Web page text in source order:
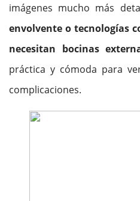
imágenes mucho más
envolvente o tecnologías
necesitan bocinas
práctica y cómoda para
complicaciones.